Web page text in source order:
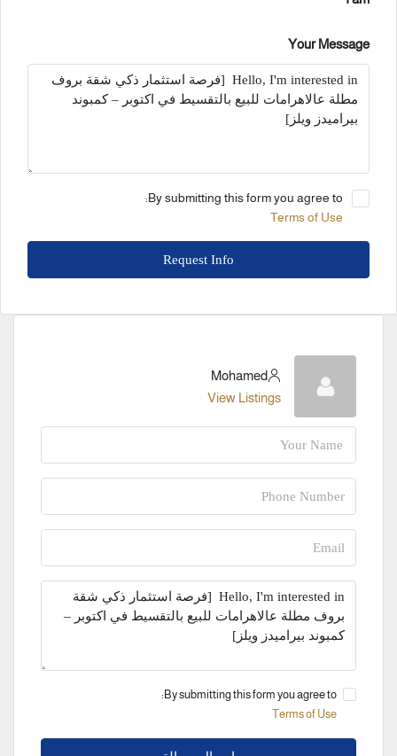
Your Message
By submitting this form you agree to:
Terms of Use
Request Info
Mohamed
View Listings
By submitting this form you agree to:
Terms of Use